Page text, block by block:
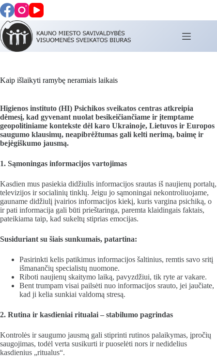
Skip
to
content
Kaip išlaikyti ramybę neramiais laikais
Higienos instituto (HI) Psichikos sveikatos centras atkreipia
dėmesį, kad gyvenant nuolat besikeičiančiame ir įtemptame
geopolitiniame kontekste dėl karo Ukrainoje, Lietuvos ir Europos
saugumo klausimų, neapibrėžtumas gali kelti nerimą, baimę ir
bejėgiškumo jausmą.
1. Sąmoningas informacijos vartojimas
Kasdien mus pasiekia didžiulis informacijos srautas iš naujienų portalų,
televizijos ir socialinių tinklų. Jeigu jo sąmoningai nekontroliuojame,
gauname didžiulį įvairios informacijos kiekį, kuris vargina psichiką, o
ir pati informacija gali būti prieštaringa, paremta klaidingais faktais,
pateikiama taip, kad sukeltų stiprias emocijas.
Susiduriant su šiais sunkumais, patartina:
Pasirinkti kelis patikimus informacijos šaltinius, remtis savo sritį
išmanančių specialistų nuomone.
Riboti naujienų skaitymo laiką, pavyzdžiui, tik ryte ar vakare.
Bent trumpam visai pailsėti nuo informacijos srauto, jei jaučiate,
kad ji kelia sunkiai valdomą stresą.
2. Rutina ir kasdieniai ritualai – stabilumo pagrindas
Kontrolės ir saugumo jausmą gali stiprinti rutinos palaikymas, įpročių
saugojimas, todėl verta susikurti ir puoselėti nors ir nedidelius
kasdienius „ritualus“.